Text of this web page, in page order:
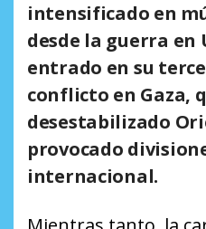
intensificado en
desde la guerra en
entrado en su
conflicto en Gaza,
desestabilizado
provocado
internacional.